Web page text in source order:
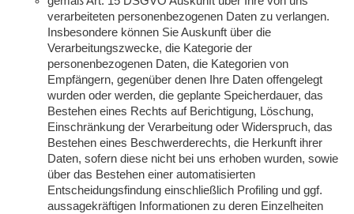
verarbeiteten personenbezogenen Daten zu verlangen.
Insbesondere können Sie Auskunft über die
Verarbeitungszwecke, die Kategorie der
personenbezogenen Daten, die Kategorien von
Empfängern, gegenüber denen Ihre Daten offengelegt
wurden oder werden, die geplante Speicherdauer, das
Bestehen eines Rechts auf Berichtigung, Löschung,
Einschränkung der Verarbeitung oder Widerspruch, das
Bestehen eines Beschwerderechts, die Herkunft ihrer
Daten, sofern diese nicht bei uns erhoben wurden, sowie
über das Bestehen einer automatisierten
Entscheidungsfindung einschließlich Profiling und ggf.
aussagekräftigen Informationen zu deren Einzelheiten